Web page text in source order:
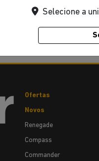
Ofertas
Novos
Renegade
Compass
Commander
Selecione a